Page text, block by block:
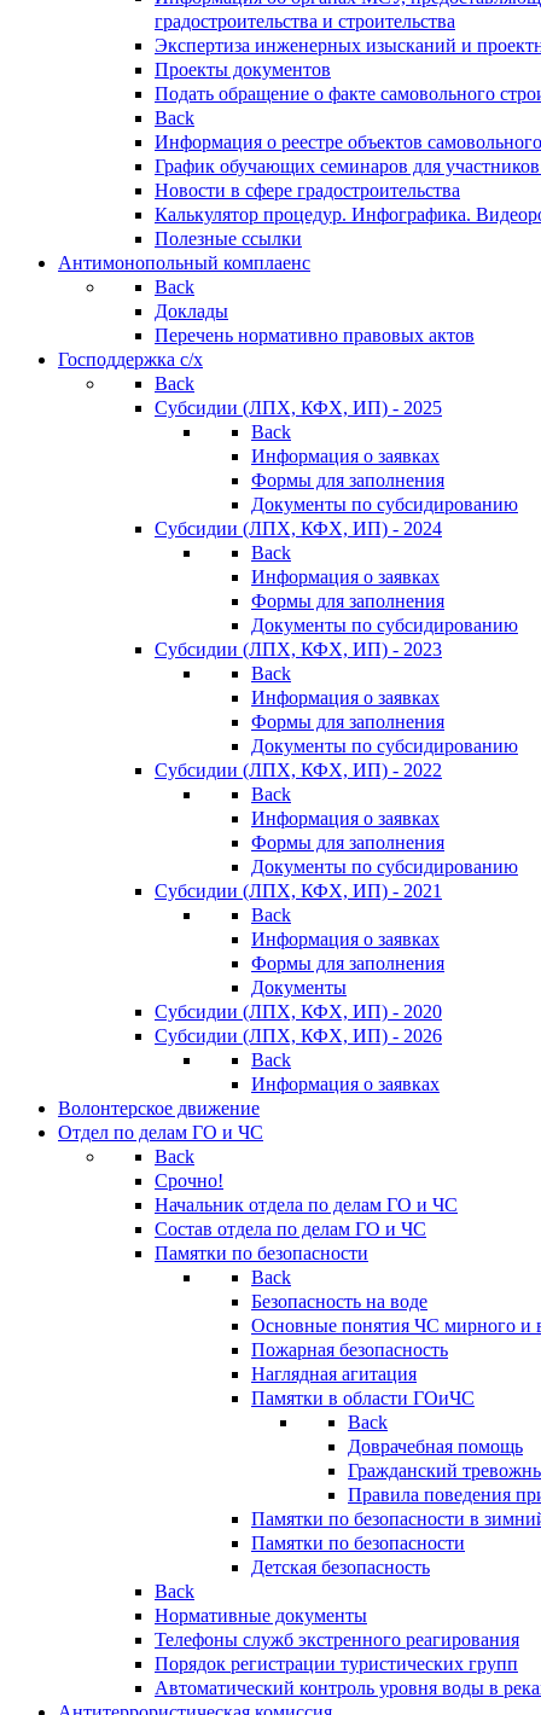
градостроительства и строительства
Экспертиза инженерных изысканий и
Проекты документов
Подать обращение о факте самовольного
Back
Информация о реестре объектов
График обучающих семинаров для участников
Новости в сфере градостроительства
Калькулятор процедур. Инфографика.
Полезные ссылки
Антимонопольный комплаенс
Back
Доклады
Перечень нормативно правовых актов
Господдержка с/х
Back
Субсидии (ЛПХ, КФХ, ИП) - 2025
Back
Информация о заявках
Формы для заполнения
Документы по субсидированию
Субсидии (ЛПХ, КФХ, ИП) - 2024
Back
Информация о заявках
Формы для заполнения
Документы по субсидированию
Субсидии (ЛПХ, КФХ, ИП) - 2023
Back
Информация о заявках
Формы для заполнения
Документы по субсидированию
Субсидии (ЛПХ, КФХ, ИП) - 2022
Back
Информация о заявках
Формы для заполнения
Документы по субсидированию
Субсидии (ЛПХ, КФХ, ИП) - 2021
Back
Информация о заявках
Формы для заполнения
Документы
Субсидии (ЛПХ, КФХ, ИП) - 2020
Субсидии (ЛПХ, КФХ, ИП) - 2026
Back
Информация о заявках
Волонтерское движение
Отдел по делам ГО и ЧС
Back
Срочно!
Начальник отдела по делам ГО и ЧС
Состав отдела по делам ГО и ЧС
Памятки по безопасности
Back
Безопасность на воде
Основные понятия ЧС мирного и
Пожарная безопасность
Наглядная агитация
Памятки в области ГОиЧС
Back
Доврачебная помощь
Гражданский
Правила поведения
Памятки по безопасности в
Памятки по безопасности
Детская безопасность
Back
Нормативные документы
Телефоны служб экстренного реагирования
Порядок регистрации туристических групп
Автоматический контроль уровня воды в